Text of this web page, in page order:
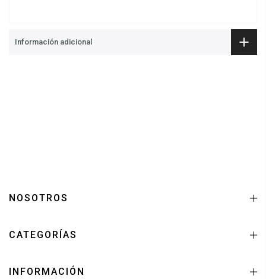
Información adicional
NOSOTROS
CATEGORÍAS
INFORMACIÓN